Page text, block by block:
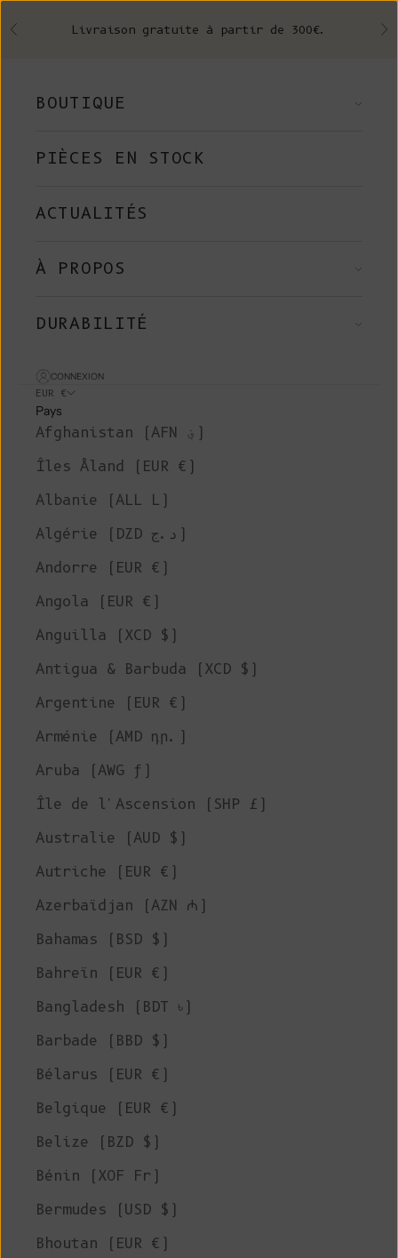
Précédent Livraison gratuite à partir de 300€.
BOUTIQUE
PIÈCES EN STOCK
ACTUALITÉS
À PROPOS
DURABILITÉ
CONNEXION
EUR €
Pays
Afghanistan (AFN ؋)
Îles Åland (EUR €)
Albanie (ALL L)
Algérie (DZD د.ج)
Andorre (EUR €)
Angola (EUR €)
Anguilla (XCD $)
Antigua & Barbuda (XCD $)
Argentine (EUR €)
Arménie (AMD դր.)
Aruba (AWG ƒ)
Île de l'Ascension (SHP £)
Australie (AUD $)
Autriche (EUR €)
Azerbaïdjan (AZN ₼)
Bahamas (BSD $)
Bahreïn (EUR €)
Bangladesh (BDT ৳)
Barbade (BBD $)
Bélarus (EUR €)
Belgique (EUR €)
Belize (BZD $)
Bénin (XOF Fr)
Bermudes (USD $)
Bhoutan (EUR €)